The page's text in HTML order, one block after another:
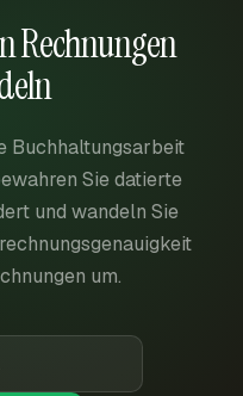
Rechnungen
Buchhaltungsarbeit
Sie datierte
und wandeln Sie
um.